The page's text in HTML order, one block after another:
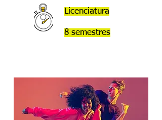
Licenciatura
8 semestres